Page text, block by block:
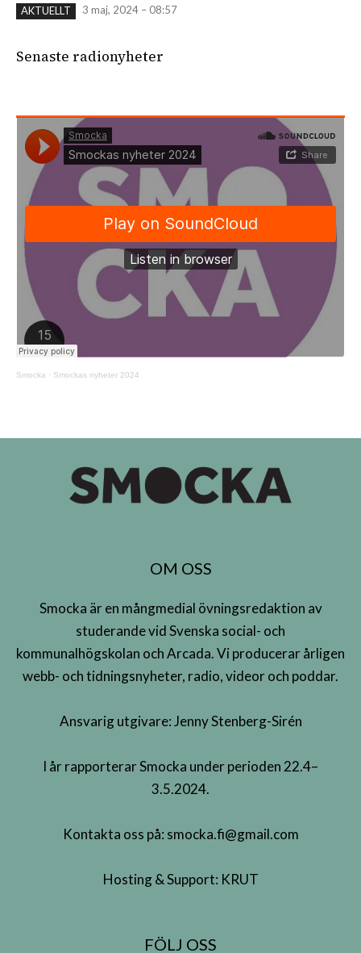
AKTUELLT 3 maj, 2024 – 08:57
Senaste radionyheter
Smocka · Smockas nyheter 2024
OM OSS
Smocka är en mångmedial övningsredaktion av
studerande vid Svenska social- och
kommunalhögskolan och Arcada. Vi producerar årligen
webb- och tidningsnyheter, radio, videor och poddar.
Ansvarig utgivare: Jenny Stenberg-Sirén
I år rapporterar Smocka under perioden 22.4–
3.5.2024.
Kontakta oss på: smocka.fi@gmail.com
Hosting & Support: KRUT
FÖLJ OSS